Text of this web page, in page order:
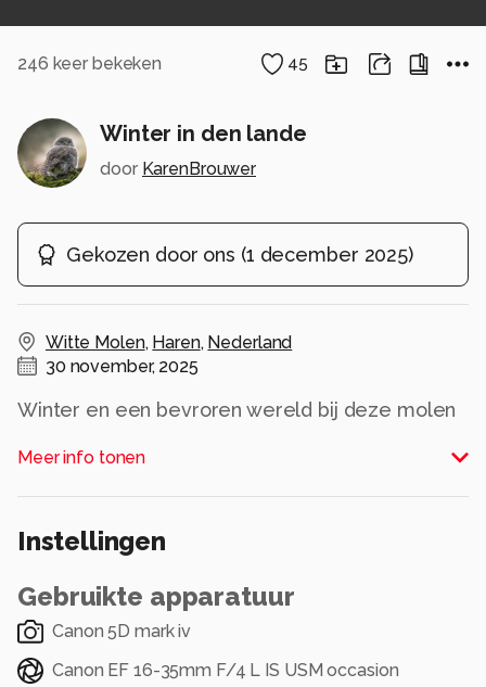
246 keer bekeken 45
Winter in den lande
door KarenBrouwer
Gekozen door ons (1 december 2025)
Witte Molen, Haren, Nederland
30 november, 2025
Winter en een bevroren wereld bij deze molen
Alle rechten voorbehouden
Meer info tonen
Instellingen
Gebruikte apparatuur
Canon 5D mark iv
Canon EF 16-35mm F/4 L IS USM occasion